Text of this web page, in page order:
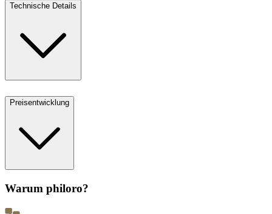
Technische Details
Preisentwicklung
Warum philoro?